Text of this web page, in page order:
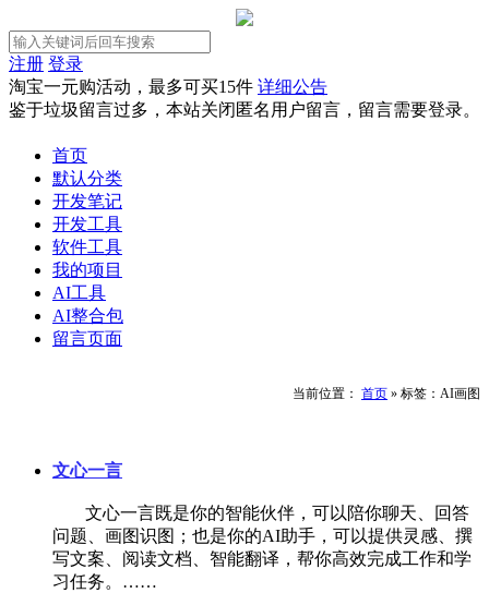
注册 登录
淘宝一元购活动，最多可买15件 详细公告
鉴于垃圾留言过多，本站关闭匿名用户留言，留言需要登录。
首页
默认分类
开发笔记
开发工具
软件工具
我的项目
AI工具
AI整合包
留言页面
当前位置： 首页 » 标签：AI画图
文心一言
文心一言既是你的智能伙伴，可以陪你聊天、回答
问题、画图识图；也是你的AI助手，可以提供灵感、撰
写文案、阅读文档、智能翻译，帮你高效完成工作和学
习任务。……